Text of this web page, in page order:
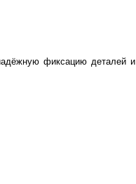
фиксацию деталей и